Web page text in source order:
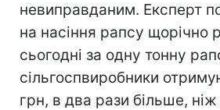
невиправданим. Експерт
на насіння рапсу щорічно
сьогодні за одну тонну
сільгоспвиробники
грн, в два рази більше,